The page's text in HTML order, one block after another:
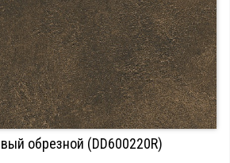
обрезной (DD600220R)